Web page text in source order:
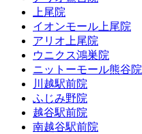
上尾院
イオンモール上尾院
アリオ上尾院
ウニクス鴻巣院
ニットーモール熊谷院
川越駅前院
ふじみ野院
越谷駅前院
南越谷駅前院